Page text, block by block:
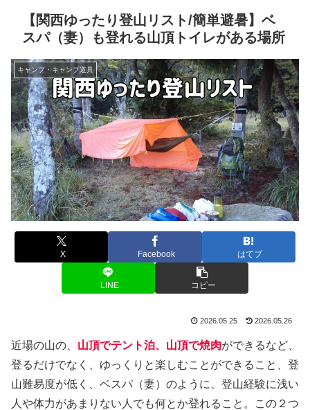
【関西ゆったり登山リスト/簡単避暑】ベ
スパ（妻）も登れる山頂トイレがある場所
キャンプ・キャンプ道具
X Facebook はてブ
LINE コピー
2026.05.25 2026.05.26
近場の山の、 山頂でテント泊、山頂で焼肉ができるなど、
登るだけでなく、ゆっくりと楽しむことができること、登
山難易度が低く、ベスパ（妻）のように、登山経験に浅い
人や体力があまりない人でも何とか登れること。この２つ